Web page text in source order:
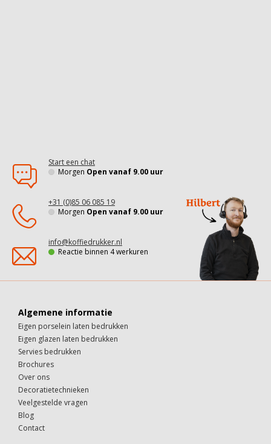
Start een chat
Morgen Open vanaf 9.00 uur
+31 (0)85 06 085 19
Morgen Open vanaf 9.00 uur
info@koffiedrukker.nl
Reactie binnen 4 werkuren
Algemene informatie
Eigen porselein laten bedrukken
Eigen glazen laten bedrukken
Servies bedrukken
Brochures
Over ons
Decoratietechnieken
Veelgestelde vragen
Blog
Contact